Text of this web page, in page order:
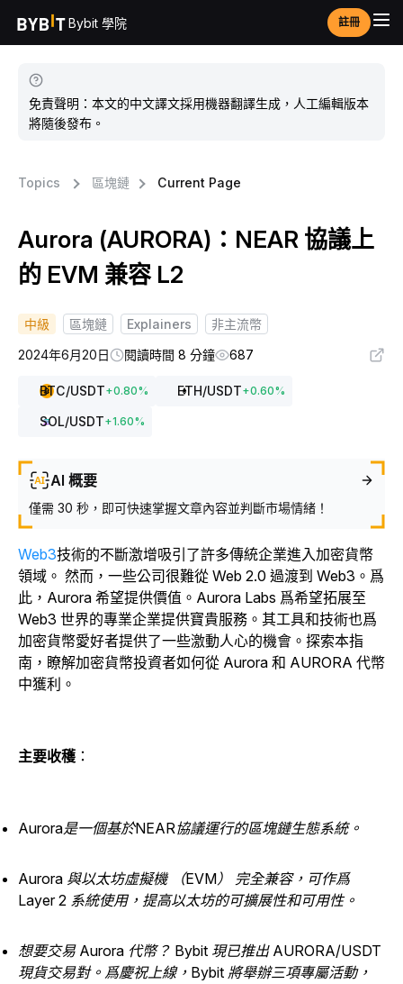
Bybit 學院 註冊
免責聲明：本文的中文譯文採用機器翻譯生成，人工編輯版本
將隨後發布。
Topics 區塊鏈 Current Page
Aurora (AURORA)：NEAR 協議上
的 EVM 兼容 L2
中級 區塊鏈 Explainers
非主流幣
2024年6月20日
閱讀時間 8 分鐘 687
BTC/USDT+0.80% ETH/USDT+0.60%
SOL/USDT+1.60%
AI 概要
僅需 30 秒，即可快速掌握文章內容並判斷市場情緒！
Web3技術的不斷激增吸引了許多傳統企業進入加密貨幣
領域。 然而，一些公司很難從 Web 2.0 過渡到 Web3。爲
此，Aurora 希望提供價值。Aurora Labs 爲希望拓展至
Web3 世界的專業企業提供寶貴服務。其工具和技術也爲
加密貨幣愛好者提供了一些激動人心的機會。探索本指
南，瞭解加密貨幣投資者如何從 Aurora 和 AURORA 代幣
中獲利。
主要收穫 ：
Aurora是一個基於NEAR協議運行的區塊鏈生態系統。
Aurora 與以太坊虛擬機 （EVM） 完全兼容，可作爲
Layer 2 系統使用，提高以太坊的可擴展性和可用性。
想要交易 Aurora 代幣？ Bybit 現已推出 AURORA/USDT
現貨交易對。爲慶祝上線，Bybit 將舉辦三項專屬活動，